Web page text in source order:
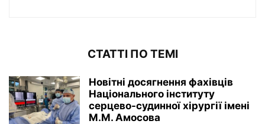
СТАТТІ ПО ТЕМІ
Новітні досягнення фахівців
Національного інституту
серцево-судинної хірургії імeні
М.М. Амосова